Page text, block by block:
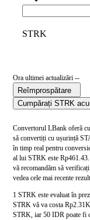
STRK
Ora ultimei actualizări --
Reîmprospătare
Cumpărați STRK
Convertorul LBank oferă
să convertiți cu ușurință
în timp real pentru
al lui STRK este
vă recomandăm să
vedea cele mai recente
1 STRK este evaluat în
STRK vă va costa
STRK, iar 50 IDR poate fi